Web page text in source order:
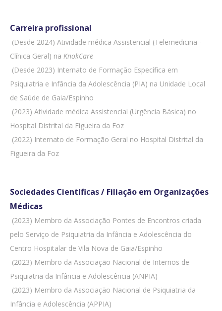
Carreira profissional
 (Desde 2024) Atividade médica Assistencial (Telemedicina -
Clínica Geral) na KnokCare
 (Desde 2023) Internato de Formação Específica em
Psiquiatria e Infância da Adolescência (PIA) na Unidade Local
de Saúde de Gaia/Espinho
 (2023) Atividade médica Assistencial (Urgência Básica) no
Hospital Distrital da Figueira da Foz
 (2022) Internato de Formação Geral no Hospital Distrital da
Figueira da Foz
Sociedades Científicas / Filiação em Organizações
Médicas
 (2023) Membro da Associação Pontes de Encontros criada
pelo Serviço de Psiquiatria da Infância e Adolescência do
Centro Hospitalar de Vila Nova de Gaia/Espinho
 (2023) Membro da Associação Nacional de Internos de
Psiquiatria da Infância e Adolescência (ANPIA)
 (2023) Membro da Associação Nacional de Psiquiatria da
Infância e Adolescência (APPIA)